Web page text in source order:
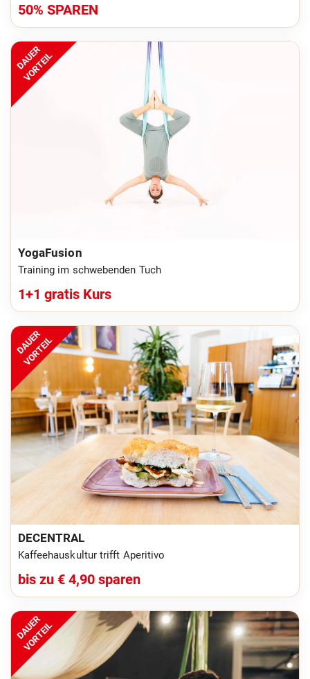
50% SPAREN
DAUER
VORTEIL
YogaFusion
Training im schwebenden Tuch
1+1 gratis Kurs
DAUER
VORTEIL
DECENTRAL
Kaffeehauskultur trifft Aperitivo
bis zu € 4,90 sparen
DAUER
VORTEIL